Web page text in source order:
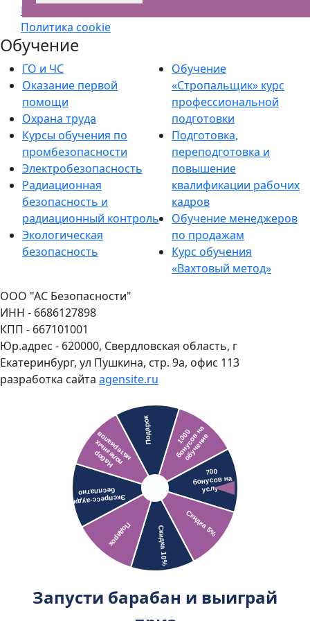
Политика обработки персональных данных
Политика cookie
Обучение
ГО и ЧС
Оказание первой
помощи
Охрана труда
Курсы обучения по
промбезопасности
Электробезопасность
Радиационная
безопасность и
радиационный контроль
Экологическая
безопасность
Обучение
«Стропальщик» курс
профессиональной
подготовки
Подготовка,
переподготовка и
повышение
квалификации рабочих
кадров
Обучение менеджеров
по продажам
Курс обучения
«Вахтовый метод»
ООО "АС Безопасности"
ИНН - 6686127898
КПП - 667101001
Юр.адрес - 620000, Свердловская область, г
Екатеринбург, ул Пушкина, стр. 9а, офис 113
разработка сайта agensite.ru
Запусти барабан и выиграй